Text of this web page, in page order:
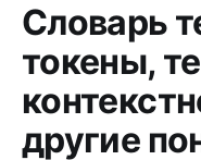
Словарь
токены,
другие